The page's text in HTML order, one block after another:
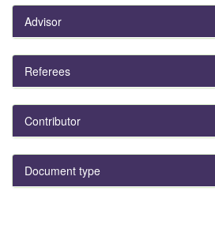
Advisor
Referees
Contributor
Document type